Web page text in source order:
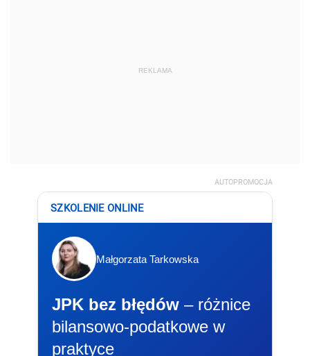
REKLAMA
AUTOPROMOCJA
SZKOLENIE ONLINE
Małgorzata Tarkowska
JPK bez błędów – różnice
bilansowo-podatkowe w
praktyce